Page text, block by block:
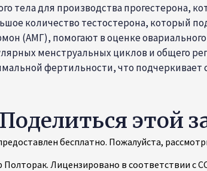
тела для производства прогестерона,
количество тестостерона, который
(АМГ), помогают в оценке
менструальных циклов и общего
фертильности, что
Поделиться этой
бесплатно. Пожалуйста,
Полторак. Лицензировано в соответствии с